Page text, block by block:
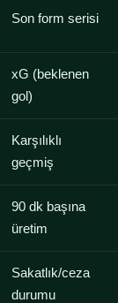
Son form serisi
xG (beklenen
gol)
Karşılıklı
geçmiş
90 dk başına
üretim
Sakatlık/ceza
durumu